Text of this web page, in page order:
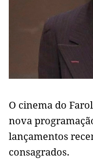
O cinema do
nova
lançamentos
consagrados.